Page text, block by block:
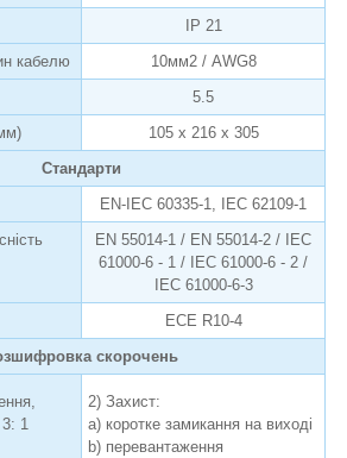
IP 21
кабелю
10мм2 / AWG8
5.5
105 x 216 x 305
Стандарти
EN-IEC 60335-1, IEC 62109-1
EN 55014-1 / EN 55014-2 / IEC
61000-6 - 1 / IEC 61000-6 - 2 /
IEC 61000-6-3
ECE R10-4
скорочень
1
2) Захист:
a) коротке замикання на виході
b) перевантаження